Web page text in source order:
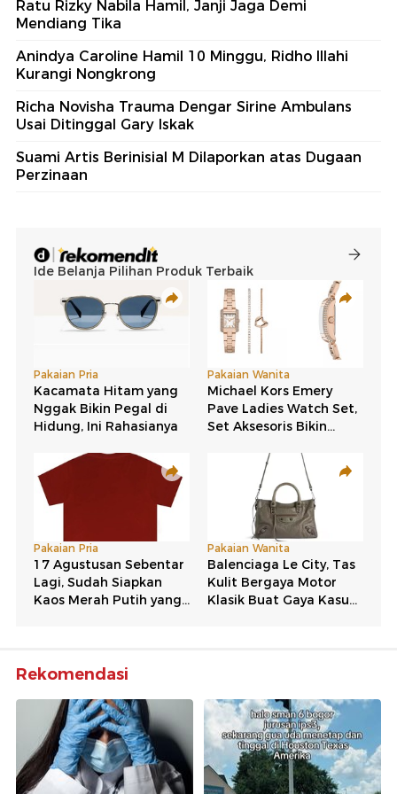
Ratu Rizky Nabila Hamil, Janji Jaga Demi
Mendiang Tika
Anindya Caroline Hamil 10 Minggu, Ridho Illahi
Kurangi Nongkrong
Richa Novisha Trauma Dengar Sirine Ambulans
Usai Ditinggal Gary Iskak
Suami Artis Berinisial M Dilaporkan atas Dugaan
Perzinaan
Rekomendasi